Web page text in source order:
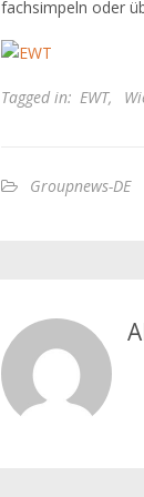
fachsimpeln oder
Tagged in: EWT,
Groupnews-DE